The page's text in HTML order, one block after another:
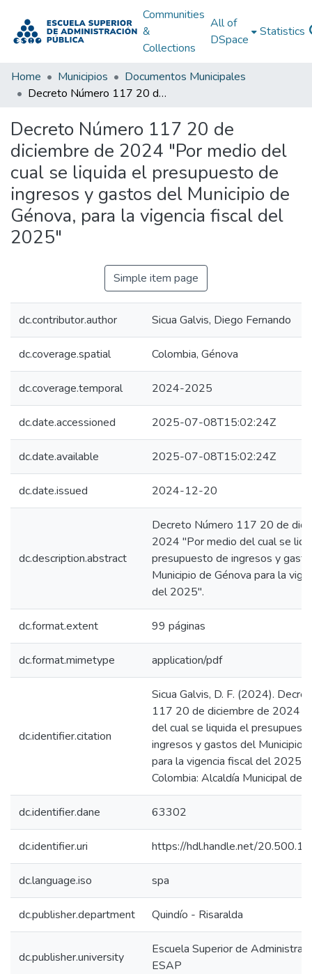
Communities
&
Collections
All of
DSpace
Statistics
Home Municipios
Documentos Municipales
Decreto Número 117 20 de diciembre de 2024 "Por medio del cual se liquida el presupuesto de ingresos y gastos del Municipio de Génova, para la vigencia fiscal del 2025"
Decreto Número 117 20 de
diciembre de 2024 "Por medio del
cual se liquida el presupuesto de
ingresos y gastos del Municipio de
Génova, para la vigencia fiscal del
2025"
Simple item page
dc.contributor.author Sicua Galvis, Diego Fernando
dc.coverage.spatial Colombia, Génova
dc.coverage.temporal 2024-2025
dc.date.accessioned 2025-07-08T15:02:24Z
dc.date.available 2025-07-08T15:02:24Z
dc.date.issued 2024-12-20
dc.description.abstract
Decreto Número 117 20 de
2024 "Por medio del cual se
presupuesto de ingresos y
Municipio de Génova para la
del 2025".
dc.format.extent 99 páginas
dc.format.mimetype application/pdf
dc.identifier.citation
Sicua Galvis, D. F. (2024).
117 20 de diciembre de 2024
del cual se liquida el
ingresos y gastos del Municipio
para la vigencia fiscal del 2025".
Colombia: Alcaldía Municipal de
dc.identifier.dane 63302
dc.identifier.uri https://hdl.handle.net/
dc.language.iso spa
dc.publisher.department Quindío - Risaralda
dc.publisher.university
Escuela Superior de
ESAP